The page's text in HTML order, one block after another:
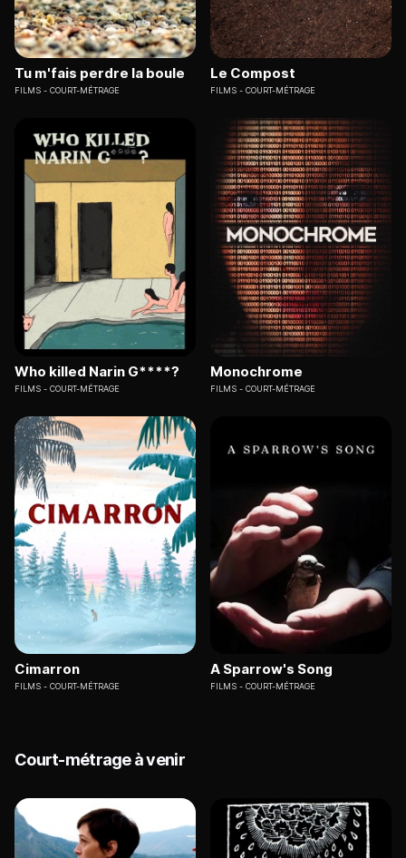
Tu m'fais perdre la boule
FILMS COURT-MÉTRAGE
Le Compost
FILMS COURT-MÉTRAGE
Who killed Narin G****?
FILMS COURT-MÉTRAGE
Monochrome
FILMS COURT-MÉTRAGE
Cimarron
FILMS COURT-MÉTRAGE
A Sparrow's Song
FILMS COURT-MÉTRAGE
Court-métrage à venir